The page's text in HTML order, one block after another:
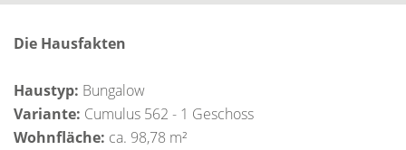
Die Hausfakten
Haustyp: Bungalow
Variante: Cumulus 562 - 1 Geschoss
Wohnfläche: ca. 98,78 m²